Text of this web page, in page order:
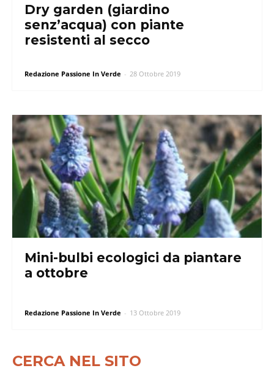
Dry garden (giardino
senz’acqua) con piante
resistenti al secco
Redazione Passione In Verde - 28 Ottobre 2019
Mini-bulbi ecologici da piantare
a ottobre
Redazione Passione In Verde - 13 Ottobre 2019
CERCA NEL SITO